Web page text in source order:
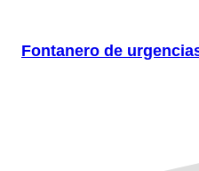
Fontanero de